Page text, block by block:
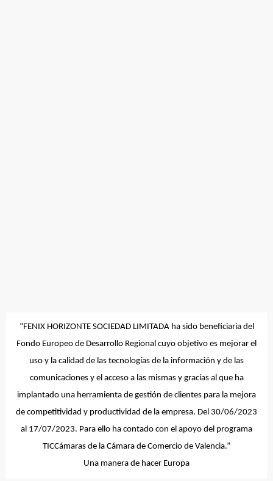
“FENIX HORIZONTE SOCIEDAD LIMITADA ha sido beneficiaria del
Fondo Europeo de Desarrollo Regional cuyo objetivo es mejorar el
uso y la calidad de las tecnologías de la información y de las
comunicaciones y el acceso a las mismas y gracias al que ha
implantado una herramienta de gestión de clientes para la mejora
de competitividad y productividad de la empresa. Del 30/06/2023
al 17/07/2023. Para ello ha contado con el apoyo del programa
TICCámaras de la Cámara de Comercio de Valencia.”
Una manera de hacer Europa